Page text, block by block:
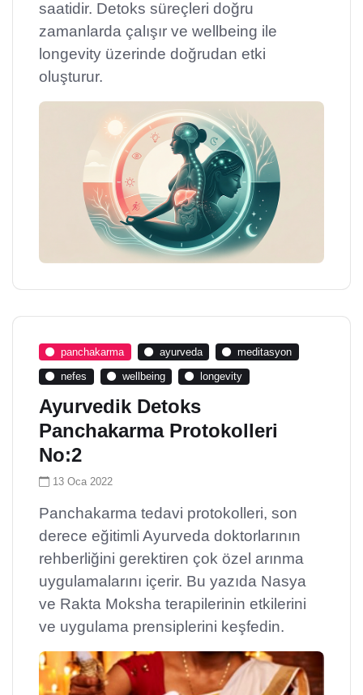
saatidir. Detoks süreçleri doğru
zamanlarda çalışır ve wellbeing ile
longevity üzerinde doğrudan etki
oluşturur.
panchakarma ayurveda meditasyon
nefes wellbeing longevity
Ayurvedik Detoks
Panchakarma Protokolleri
No:2
13 Oca 2022
Panchakarma tedavi protokolleri, son
derece eğitimli Ayurveda doktorlarının
rehberliğini gerektiren çok özel arınma
uygulamalarını içerir. Bu yazıda Nasya
ve Rakta Moksha terapilerinin etkilerini
ve uygulama prensiplerini keşfedin.